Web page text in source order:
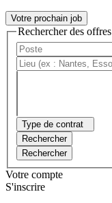
Votre prochain job
Rechercher des offres
Type de contrat
Rechercher
Rechercher
Votre compte
S'inscrire